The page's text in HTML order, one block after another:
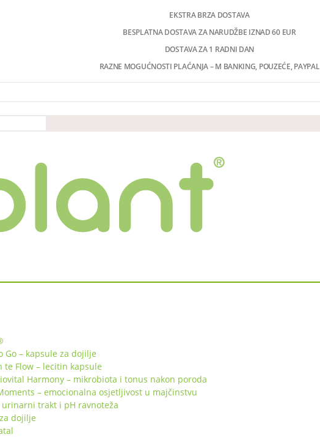
EKSTRA BRZA DOSTAVA
BESPLATNA DOSTAVA ZA NARUDŽBE IZNAD 60 EUR
DOSTAVA ZA 1 RADNI DAN
RAZNE MOGUĆNOSTI PLAĆANJA – M BANKING, POUZEĆE, PAYPAL
Go – kapsule za dojilje
te Flow – lecitin kapsule
Harmony – mikrobiota i tonus nakon poroda
– emocionalna osjetljivost u majčinstvu
urinarni trakt i pH ravnoteža
dojilje